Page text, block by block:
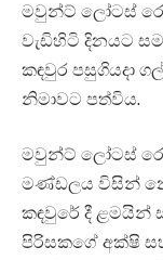
මවුන්ට් ලෝටස්
වැඩිහිටි දිනයට
කඳවුර පසුගියදා
නිමාවට පත්විය.
මවුන්ට් ලෝටස්
මණ්ඩලය විසින්
කඳවුරේ දී ළමයින්
පිරිසකගේ අක්ෂි